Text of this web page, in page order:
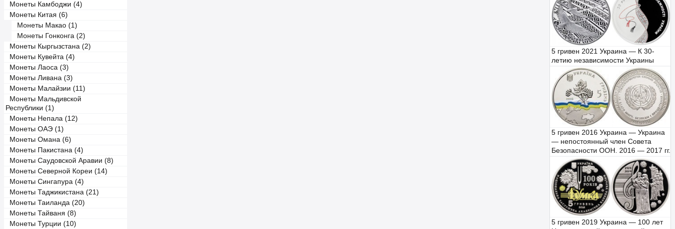
Монеты Камбоджи (4)
Монеты Китая (6)
Монеты Макао (1)
Монеты Гонконга (2)
Монеты Кыргызстана (2)
Монеты Кувейта (4)
Монеты Лаоса (3)
Монеты Ливана (3)
Монеты Малайзии (11)
Монеты Мальдивской
Республики (1)
Монеты Непала (12)
Монеты ОАЭ (1)
Монеты Омана (6)
Монеты Пакистана (4)
Монеты Саудовской Аравии (8)
Монеты Северной Кореи (14)
Монеты Сингапура (4)
Монеты Таджикистана (21)
Монеты Таиланда (20)
Монеты Тайваня (8)
Монеты Турции (10)
5 гривен 2021 Украина — К 30-
летию независимости Украины
5 гривен 2016 Украина — Украина
— непостоянный член Совета
Безопасности ООН. 2016 — 2017 гг.
5 гривен 2019 Украина — 100 лет